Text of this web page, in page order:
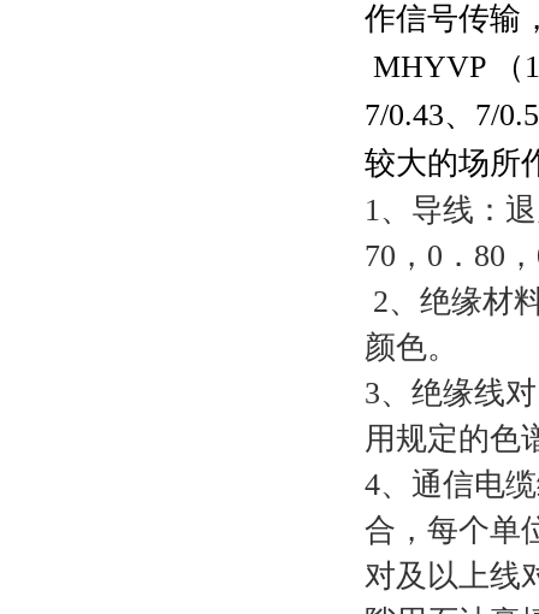
作信号传输
MHYVP
（
7/0.43、 7/
较大的场所
1、导线：
70 ， 0 ． 80 ，
2、绝缘材
颜色。
3、绝缘线
用规定的色
4、通信电
合，每个单
对及以上线